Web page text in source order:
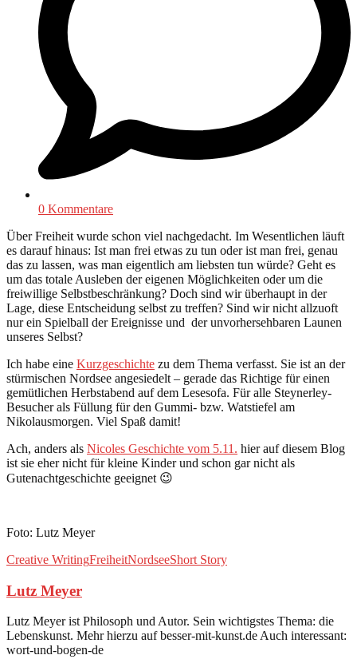
0 Kommentare
Über Freiheit wurde schon viel nachgedacht. Im Wesentlichen läuft
es darauf hinaus: Ist man frei etwas zu tun oder ist man frei, genau
das zu lassen, was man eigentlich am liebsten tun würde? Geht es
um das totale Ausleben der eigenen Möglichkeiten oder um die
freiwillige Selbstbeschränkung? Doch sind wir überhaupt in der
Lage, diese Entscheidung selbst zu treffen? Sind wir nicht allzuoft
nur ein Spielball der Ereignisse und der unvorhersehbaren Launen
unseres Selbst?
Ich habe eine Kurzgeschichte zu dem Thema verfasst. Sie ist an der
stürmischen Nordsee angesiedelt – gerade das Richtige für einen
gemütlichen Herbstabend auf dem Lesesofa. Für alle Steynerley-
Besucher als Füllung für den Gummi- bzw. Watstiefel am
Nikolausmorgen. Viel Spaß damit!
Ach, anders als Nicoles Geschichte vom 5.11. hier auf diesem Blog
ist sie eher nicht für kleine Kinder und schon gar nicht als
Gutenachtgeschichte geeignet 😉
Foto: Lutz Meyer
Creative WritingFreiheitNordseeShort Story
Lutz Meyer
Lutz Meyer ist Philosoph und Autor. Sein wichtigstes Thema: die
Lebenskunst. Mehr hierzu auf besser-mit-kunst.de Auch interessant:
wort-und-bogen-de